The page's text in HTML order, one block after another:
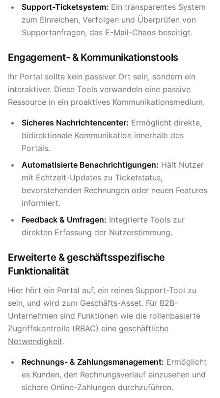
Support-Ticketsystem: Ein transparentes System
zum Einreichen, Verfolgen und Überprüfen von
Supportanfragen, das E-Mail-Chaos beseitigt.
Engagement- & Kommunikationstools
Ihr Portal sollte kein passiver Ort sein, sondern ein
interaktiver. Diese Tools verwandeln eine passive
Ressource in ein proaktives Kommunikationsmedium.
Sicheres Nachrichtencenter: Ermöglicht direkte,
bidirektionale Kommunikation innerhalb des
Portals.
Automatisierte Benachrichtigungen: Hält Nutzer
mit Echtzeit-Updates zu Ticketstatus,
bevorstehenden Rechnungen oder neuen Features
informiert.
Feedback & Umfragen: Integrierte Tools zur
direkten Erfassung der Nutzerstimmung.
Erweiterte & geschäftsspezifische
Funktionalität
Hier hört ein Portal auf, ein reines Support-Tool zu
sein, und wird zum Geschäfts-Asset. Für B2B-
Unternehmen sind Funktionen wie die rollenbasierte
Zugriffskontrolle (RBAC) eine geschäftliche
Notwendigkeit.
Rechnungs- & Zahlungsmanagement: Ermöglicht
es Kunden, den Rechnungsverlauf einzusehen und
sichere Online-Zahlungen durchzuführen.